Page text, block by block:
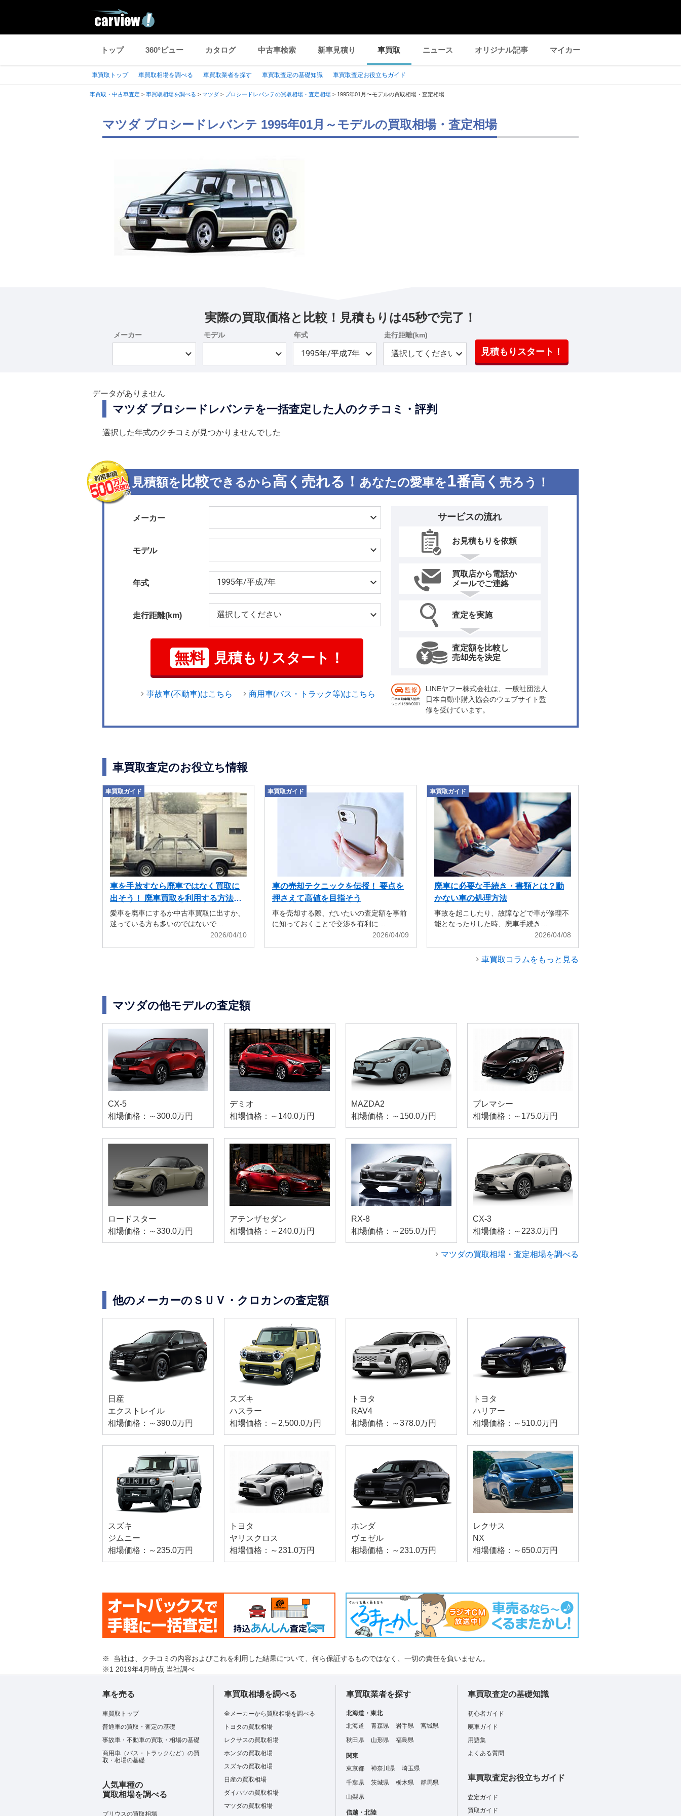
トップ 360°ビュー カタログ 中古車検索 新車見積り 車買取 ニュース オリジナル記事 マイカー
車買取トップ 車買取相場を調べる 車買取業者を探す 車買取査定の基礎知識 車買取査定お役立ちガイド
車買取・中古車査定 > 車買取相場を調べる > マツダ > プロシードレバンテの買取相場・査定相場 > 1995年01月〜モデルの買取相場・査定相場
マツダ プロシードレバンテ 1995年01月～モデルの買取相場・査定相場
実際の買取価格と比較！見積もりは45秒で完了！
メーカー モデル 年式 走行距離(km)
見積もりスタート！
データがありません
マツダ プロシードレバンテを一括査定した人のクチコミ・評判
選択した年式のクチコミが見つかりませんでした
見積額を 比較できるから高く売れる！ あなたの愛車を1番高く 売ろう！
メーカー
モデル
年式
走行距離(km)
無料 見積もりスタート！
事故車(不動車)はこちら 商用車(バス・トラック等)はこちら
サービスの流れ
お見積もりを依頼
買取店から電話か
メールでご連絡
査定を実施
査定額を比較し
売却先を決定
LINEヤフー株式会社は、一般社団法人
日本自動車購入協会のウェブサイト監
修を受けています。
車買取査定のお役立ち情報
車買取ガイド
車を手放すなら廃車ではなく買取に
出そう！ 廃車買取を利用する方法も
解説
愛車を廃車にするか中古車買取に出すか、
迷っている方も多いのではないで…
2026/04/10
車買取ガイド
車の売却テクニックを伝授！ 要点を
押さえて高値を目指そう
車を売却する際、だいたいの査定額を事前
に知っておくことで交渉を有利に…
2026/04/09
車買取ガイド
廃車に必要な手続き・書類とは？動
かない車の処理方法
事故を起こしたり、故障などで車が修理不
能となったりした時、廃車手続き…
2026/04/08
車買取コラムをもっと見る
マツダの他モデルの査定額
CX-5
相場価格：～300.0万円
デミオ
相場価格：～140.0万円
MAZDA2
相場価格：～150.0万円
プレマシー
相場価格：～175.0万円
ロードスター
相場価格：～330.0万円
アテンザセダン
相場価格：～240.0万円
RX-8
相場価格：～265.0万円
CX-3
相場価格：～223.0万円
マツダの買取相場・査定相場を調べる
他のメーカーのＳＵＶ・クロカンの査定額
日産
エクストレイル
相場価格：～390.0万円
スズキ
ハスラー
相場価格：～2,500.0万円
トヨタ
RAV4
相場価格：～378.0万円
トヨタ
ハリアー
相場価格：～510.0万円
スズキ
ジムニー
相場価格：～235.0万円
トヨタ
ヤリスクロス
相場価格：～231.0万円
ホンダ
ヴェゼル
相場価格：～231.0万円
レクサス
NX
相場価格：～650.0万円
※ 当社は、クチコミの内容およびこれを利用した結果について、何ら保証するものではなく、一切の責任を負いません。
※1 2019年4月時点 当社調べ
車を売る
車買取トップ
普通車の買取・査定の基礎
事故車・不動車の買取・相場の基礎
商用車（バス・トラックなど）の買
取・相場の基礎
人気車種の
買取相場を調べる
プリウスの買取相場
車買取相場を調べる
全メーカーから買取相場を調べる
トヨタの買取相場
レクサスの買取相場
ホンダの買取相場
スズキの買取相場
日産の買取相場
ダイハツの買取相場
マツダの買取相場
車買取業者を探す
北海道・東北
北海道
青森県 岩手県
宮城県
秋田県
山形県 福島県
関東
東京都
神奈川県
埼玉県
千葉県
茨城県 栃木県
群馬県
山梨県
信越・北陸
車買取査定の基礎知識
初心者ガイド
廃車ガイド
用語集
よくある質問
車買取査定お役立ちガイド
査定ガイド
買取ガイド